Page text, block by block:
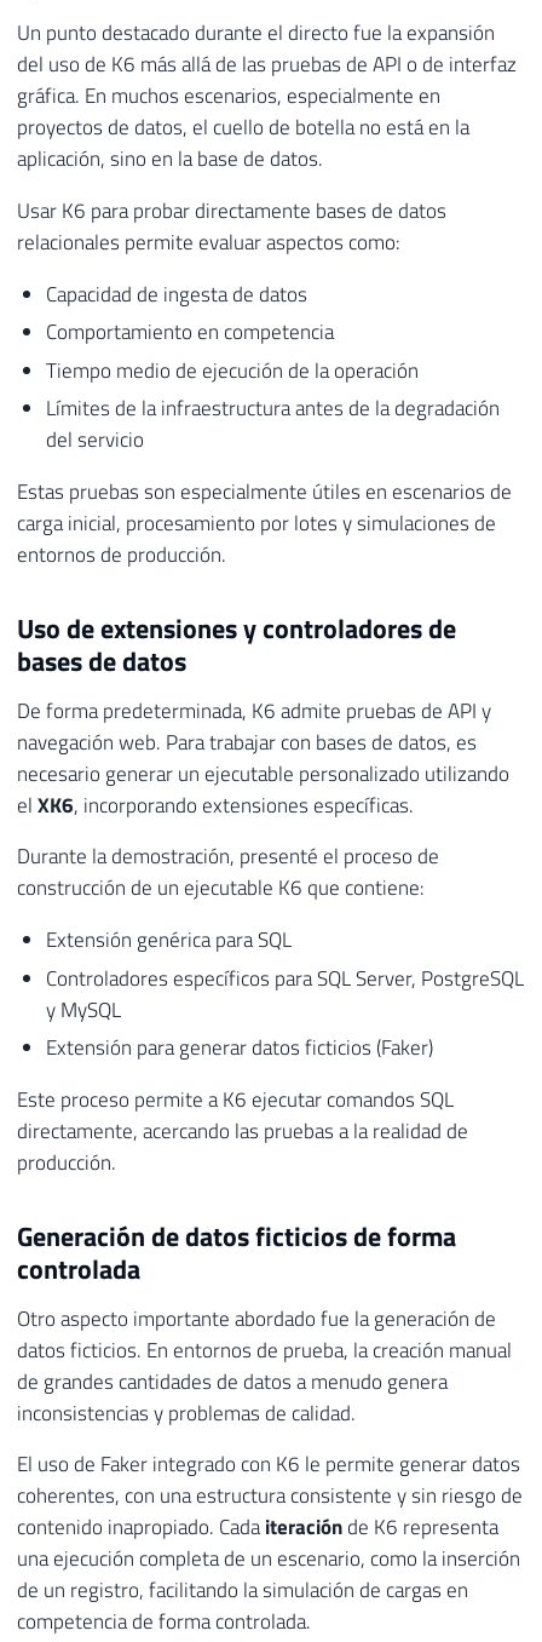
Un punto destacado durante el directo fue la expansión
del uso de K6 más allá de las pruebas de API o de interfaz
gráfica. En muchos escenarios, especialmente en
proyectos de datos, el cuello de botella no está en la
aplicación, sino en la base de datos.
Usar K6 para probar directamente bases de datos
relacionales permite evaluar aspectos como:
Capacidad de ingesta de datos
Comportamiento en competencia
Tiempo medio de ejecución de la operación
Límites de la infraestructura antes de la degradación
del servicio
Estas pruebas son especialmente útiles en escenarios de
carga inicial, procesamiento por lotes y simulaciones de
entornos de producción.
Uso de extensiones y controladores de
bases de datos
De forma predeterminada, K6 admite pruebas de API y
navegación web. Para trabajar con bases de datos, es
necesario generar un ejecutable personalizado utilizando
elXK6, incorporando extensiones específicas.
Durante la demostración, presenté el proceso de
construcción de un ejecutable K6 que contiene:
Extensión genérica para SQL
Controladores específicos para SQL Server, PostgreSQL
y MySQL
Extensión para generar datos ficticios (Faker)
Este proceso permite a K6 ejecutar comandos SQL
directamente, acercando las pruebas a la realidad de
producción.
Generación de datos ficticios de forma
controlada
Otro aspecto importante abordado fue la generación de
datos ficticios. En entornos de prueba, la creación manual
de grandes cantidades de datos a menudo genera
inconsistencias y problemas de calidad.
El uso de Faker integrado con K6 le permite generar datos
coherentes, con una estructura consistente y sin riesgo de
contenido inapropiado. Cadaiteraciónde K6 representa
una ejecución completa de un escenario, como la inserción
de un registro, facilitando la simulación de cargas en
competencia de forma controlada.